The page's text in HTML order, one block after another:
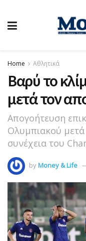
Home Αθλητικά
Βαρύ το
μετά τον
Απογοήτευση
Ολυμπιακού
συνέχεια του
byMoney & Life